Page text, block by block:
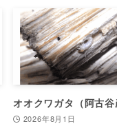
オオクワガタ（阿古
2026年8月1日